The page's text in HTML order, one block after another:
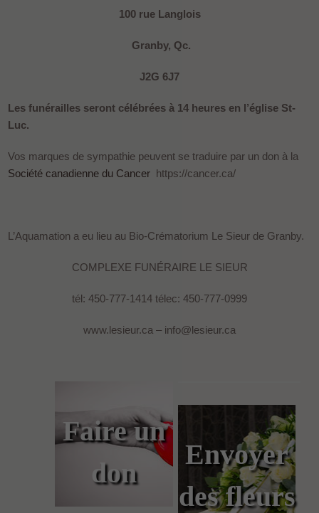
100 rue Langlois
Granby, Qc.
J2G 6J7
Les funérailles seront célébrées à 14 heures en l’église St-
Luc.
Vos marques de sympathie peuvent se traduire par un don à la
Société canadienne du Cancer https://cancer.ca/
L’Aquamation a eu lieu au Bio-Crématorium Le Sieur de Granby.
COMPLEXE FUNÉRAIRE LE SIEUR
tél: 450-777-1414 télec: 450-777-0999
www.lesieur.ca – info@lesieur.ca
Faire un
don
Envoyer
des fleurs